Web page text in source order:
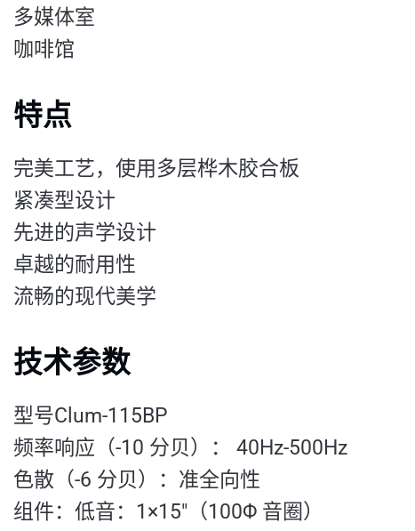
多媒体室
咖啡馆
特点
完美工艺，使用多层桦木胶合板
紧凑型设计
先进的声学设计
卓越的耐用性
流畅的现代美学
技术参数
型号Clum-115BP
频率响应（-10 分贝）： 40Hz-500Hz
色散（-6 分贝）：准全向性
组件：低音：1×15"（100Φ 音圈）